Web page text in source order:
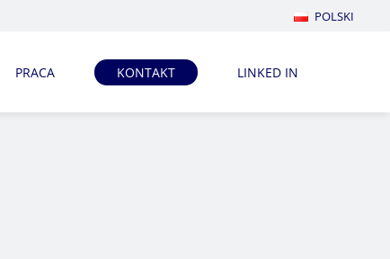
POLSKI
PRACA KONTAKT LINKED IN